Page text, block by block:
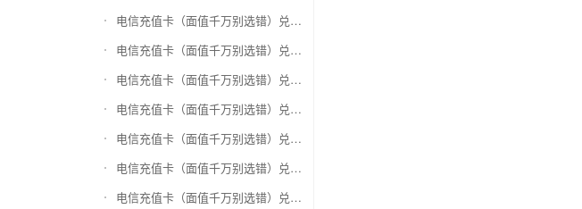
电信充值卡（面值千万别选错）兑换世纪联华充值卡(杭州联华)
电信充值卡（面值千万别选错）兑换重百世纪卡(重庆百货)
电信充值卡（面值千万别选错）兑换南京中央商场购物卡
电信充值卡（面值千万别选错）兑换银座购物卡（黑卡）
电信充值卡（面值千万别选错）兑换叮咚买菜（限通用礼品卡）
电信充值卡（面值千万别选错）兑换上海家化卡
电信充值卡（面值千万别选错）兑换山东一卡通